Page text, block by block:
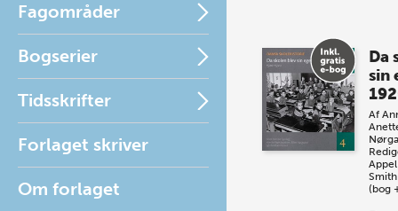
Fagområder
Bogserier
Tidsskrifter
Forlaget skriver
Om forlaget
Da
sin
Af
Appel
Smith
(bog